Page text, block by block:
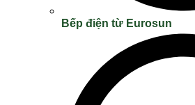
Bếp điện từ Eurosun